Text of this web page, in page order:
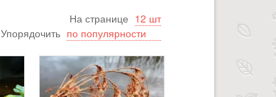
На странице
Упорядочить